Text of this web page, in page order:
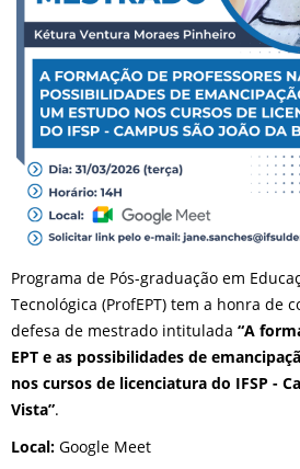
Programa de Pós-graduação em
Tecnológica (ProfEPT) tem a honra de
defesa de mestrado intitulada “A
EPT e as possibilidades de
nos cursos de licenciatura do IFSP -
Vista”.
Local: Google Meet